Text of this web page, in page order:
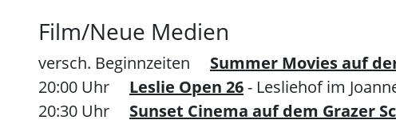
Film/Neue Medien
versch. Beginnzeiten Summer Movies auf
20:00 Uhr
Leslie Open 26- Lesliehof im
20:30 Uhr
Sunset Cinema auf dem Grazer